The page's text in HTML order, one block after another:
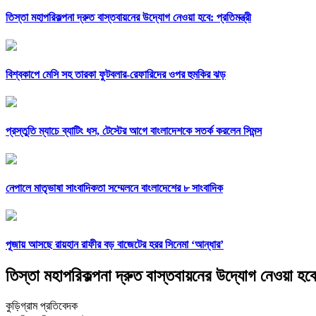
তিস্তা মহাপরিকল্পনা দ্রুত বাস্তবায়নের উদ্যোগ নেওয়া হবে: প্রতিমন্ত্রী
বিশ্বকাপে মেসি সহ তারকা ফুটবলার-রেফারিদের ওপর হুমকির ঝড়
প্রস্তুতি ম্যাচে ব্যাটিং ধস, টেস্টের আগে বাংলাদেশকে সতর্ক করলেন সিমন্স
নেপালে মাতৃভাষা সাংবাদিকতা সম্মেলনে বাংলাদেশের ৮ সাংবাদিক
পূজায় আসছে রায়হান রাফীর বড় বাজেটের হরর সিনেমা ‘আন্ধার’
তিস্তা মহাপরিকল্পনা দ্রুত বাস্তবায়নের উদ্যোগ নেওয়া
কুড়িগ্রাম প্রতিবেদক